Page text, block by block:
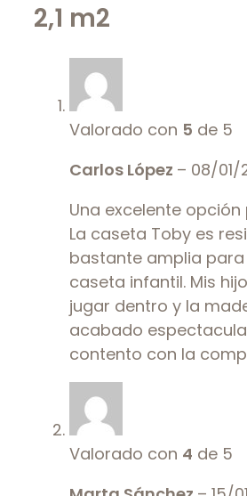
2,1 m2
Valorado con 5 de 5
Carlos López – 08/01/
Una excelente
La caseta Toby es
bastante amplia para
caseta infantil. Mis
jugar dentro y la
acabado
contento con la
Valorado con 4 de 5